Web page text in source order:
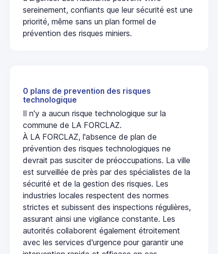
sereinement, confiants que leur sécurité est une
priorité, même sans un plan formel de
prévention des risques miniers.
0 plans de prevention des risques
technologique
Il n'y a aucun risque technologique sur la
commune de LA FORCLAZ.
À LA FORCLAZ, l'absence de plan de
prévention des risques technologiques ne
devrait pas susciter de préoccupations. La ville
est surveillée de près par des spécialistes de la
sécurité et de la gestion des risques. Les
industries locales respectent des normes
strictes et subissent des inspections régulières,
assurant ainsi une vigilance constante. Les
autorités collaborent également étroitement
avec les services d'urgence pour garantir une